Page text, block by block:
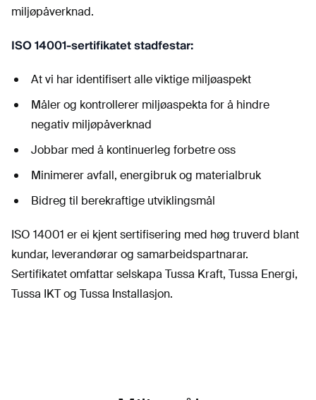
miljøpåverknad.
ISO 14001-sertifikatet stadfestar:
At vi har identifisert alle viktige miljøaspekt
Måler og kontrollerer miljøaspekta for å hindre
negativ miljøpåverknad
Jobbar med å kontinuerleg forbetre oss
Minimerer avfall, energibruk og materialbruk
Bidreg til berekraftige utviklingsmål
ISO 14001 er ei kjent sertifisering med høg truverd blant
kundar, leverandørar og samarbeidspartnarar.
Sertifikatet omfattar selskapa Tussa Kraft, Tussa Energi,
Tussa IKT og Tussa Installasjon.